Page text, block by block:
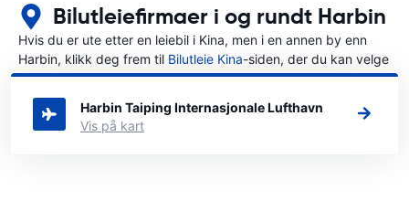
Bilutleiefirmaer i og rundt Harbin
Hvis du er ute etter en leiebil i Kina, men i en annen by enn
Harbin, klikk deg frem til Bilutleie Kina-siden, der du kan velge
byen i Kina der du vil leie en bil.
Harbin Taiping Internasjonale Lufthavn
Vis på kart